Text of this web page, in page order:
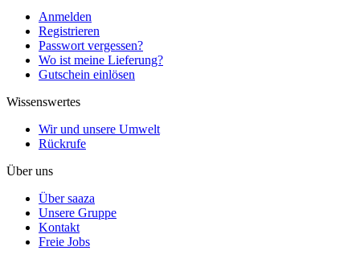
Anmelden
Registrieren
Passwort vergessen?
Wo ist meine Lieferung?
Gutschein einlösen
Wissenswertes
Wir und unsere Umwelt
Rückrufe
Über uns
Über saaza
Unsere Gruppe
Kontakt
Freie Jobs